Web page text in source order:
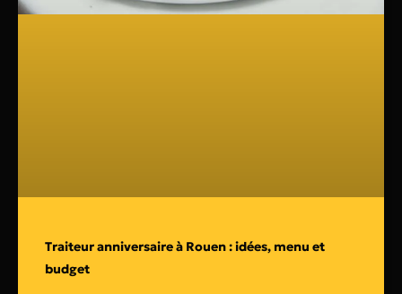
Traiteur anniversaire à Rouen : idées, menu et
budget